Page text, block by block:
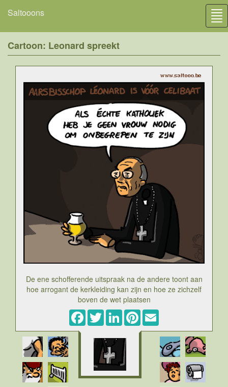
Saltooons
Cartoon: Leonard spreekt
De ene schofferende uitspraak na de andere toont aan
hoe arrogant de kerkleiding kan zijn en hoe ze zichzelf
boven de wet plaatsen
Facebook
TwitterLinkedInPinterest